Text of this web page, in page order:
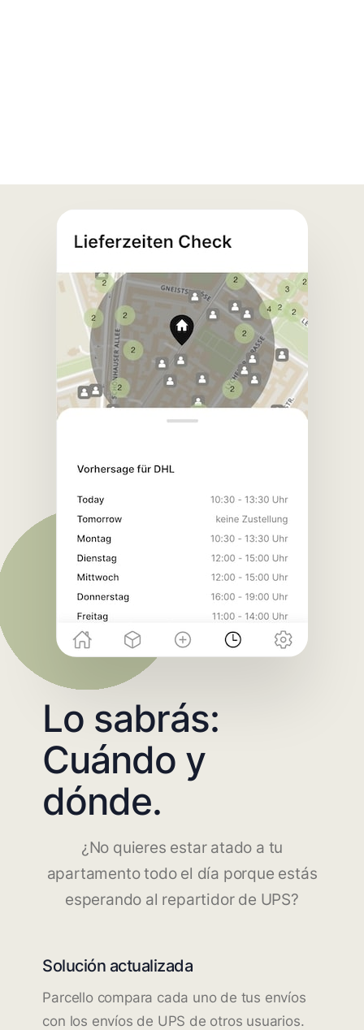
Lo sabrás:
Cuándo y
dónde.
¿No quieres estar atado a tu
apartamento todo el día porque estás
esperando al repartidor de UPS?
Solución actualizada
Parcello compara cada uno de tus envíos
con los envíos de UPS de otros usuarios.